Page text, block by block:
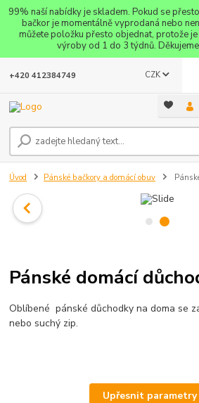
99% naší nabídky je skladem. Pokud se
bačkor je momentálně vyprodaná nebo
můžete položku přesto objednat, protože
výroby od 1 do 3 týdnů.
CZK
+420 412384749
Úvod Pánské bačkory a domácí obuv
Pánské domácí
Oblíbené pánské důchodky na doma se
nebo suchý zip.
Upřesnit parametry